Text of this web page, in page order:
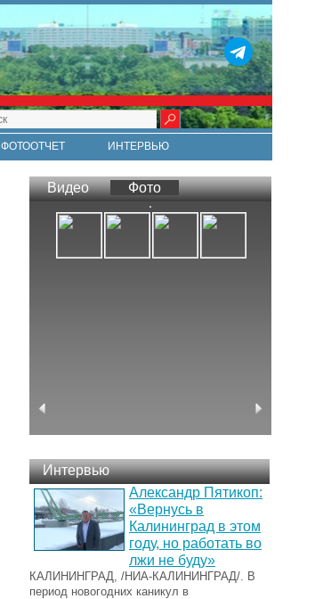
ФОТООТЧЕТ
ИНТЕРВЬЮ
Видео Фото
Интервью
Александр Пятикоп:
«Вернусь в
Калининград в этом
году, но работать во
лжи не буду»
КАЛИНИНГРАД, /НИА-КАЛИНИНГРАД/. В
период новогодних каникул в